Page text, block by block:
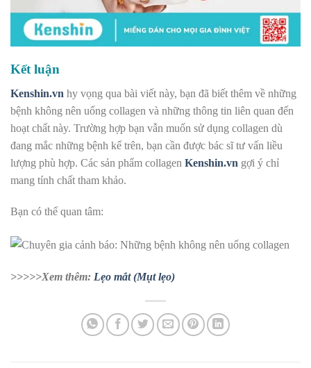
Kết luận
Kenshin.vn hy vọng qua bài viết này, bạn đã biết thêm về những
bệnh không nên uống collagen và những thông tin liên quan đến
hoạt chất này. Trường hợp bạn vẫn muốn sử dụng collagen dù
đang mắc những bệnh kể trên, bạn cần được bác sĩ tư vấn liều
lượng phù hợp. Các sản phẩm collagen Kenshin.vn gợi ý chỉ
mang tính chất tham khảo.
Bạn có thể quan tâm:
>>>>>Xem thêm: Lẹo mắt (Mụt lẹo)